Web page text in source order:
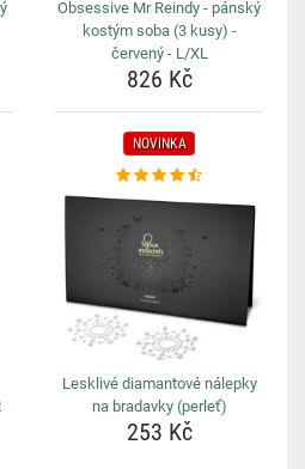
Obsessive Mr Reindy - pánský
kostým soba (3 kusy) -
červený - L/XL
826 Kč
NOVINKA
Lesklivé diamantové nálepky
na bradavky (perleť)
253 Kč